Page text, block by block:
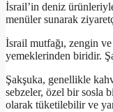
İsrail’in deniz
menüler sunarak
İsrail mutfağı, zengin
yemeklerinden biridir.
Şakşuka, genellikle
sebzeler, özel bir sosla
olarak tüketilebilir ve